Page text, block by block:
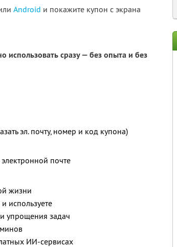
Android и покажите купон с экрана
использовать сразу — без опыта и без
эл. почту, номер и код купона)
почте
жизни
используете
упрощения задач
ИИ-сервисах